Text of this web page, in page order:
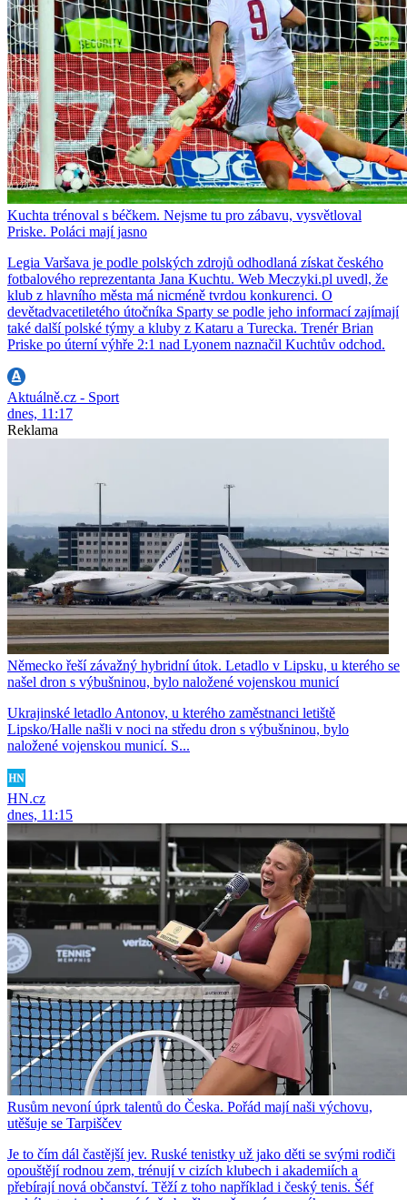
Kuchta trénoval s béčkem. Nejsme tu pro zábavu, vysvětloval
Priske. Poláci mají jasno
Legia Varšava je podle polských zdrojů odhodlaná získat českého
fotbalového reprezentanta Jana Kuchtu. Web Meczyki.pl uvedl, že
klub z hlavního města má nicméně tvrdou konkurenci. O
devětadvacetiletého útočníka Sparty se podle jeho informací zajímají
také další polské týmy a kluby z Kataru a Turecka. Trenér Brian
Priske po úterní výhře 2:1 nad Lyonem naznačil Kuchtův odchod.
Aktuálně.cz - Sport
dnes, 11:17
Reklama
Německo řeší závažný hybridní útok. Letadlo v Lipsku, u kterého se
našel dron s výbušninou, bylo naložené vojenskou municí
Ukrajinské letadlo Antonov, u kterého zaměstnanci letiště
Lipsko/Halle našli v noci na středu dron s výbušninou, bylo
naložené vojenskou municí. S...
HN.cz
dnes, 11:15
Rusům nevoní úprk talentů do Česka. Pořád mají naši výchovu,
utěšuje se Tarpiščev
Je to čím dál častější jev. Ruské tenistky už jako děti se svými rodiči
opouštějí rodnou zem, trénují v cizích klubech i akademiích a
přebírají nová občanství. Těží z toho například i český tenis. Šéf